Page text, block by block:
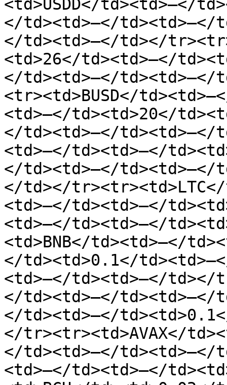
<td>USDD</td><td>—</
</td><td>—</td><td>—</
</td><td>—</td></
<td>26</td><td>—</
</td><td>—</td><td>—</
<tr><td>BUSD</
<td>—</td><td>20</
</td><td>—</td><td>—</
<td>—</td><td>—</
</td><td>—</td><td>—</
</td></
<td>—</td><td>—</
<td>—</td><td>—</
<td>BNB</td><td>—</
</td><td>0.1</
<td>—</td><td>—</td></
</td><td>—</td><td>—</
</td><td>—</
</tr><tr><td>AVAX</
</td><td>—</td><td>—</
<td>—</td><td>—</